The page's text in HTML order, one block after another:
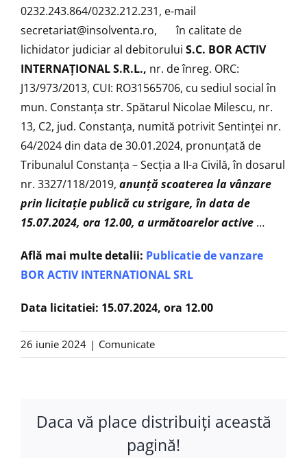
0232.243.864/0232.212.231, e-mail
secretariat@insolventa.ro, în calitate de
lichidator judiciar al debitorului S.C. BOR ACTIV
INTERNAȚIONAL S.R.L., nr. de înreg. ORC:
J13/973/2013, CUI: RO31565706, cu sediul social în
mun. Constanța str. Spătarul Nicolae Milescu, nr.
13, C2, jud. Constanța, numită potrivit Sentinței nr.
64/2024 din data de 30.01.2024, pronunţată de
Tribunalul Constanța – Secția a II-a Civilă, în dosarul
nr. 3327/118/2019, anunţă scoaterea la vânzare
prin licitaţie publică cu strigare, în data de
15.07.2024, ora 12.00, a următoarelor active …
Află mai multe detalii: Publicatie de vanzare
BOR ACTIV INTERNATIONAL SRL
Data licitatiei: 15.07.2024, ora 12.00
26 iunie 2024 | Comunicate
Daca vă place distribuiţi această
pagină!